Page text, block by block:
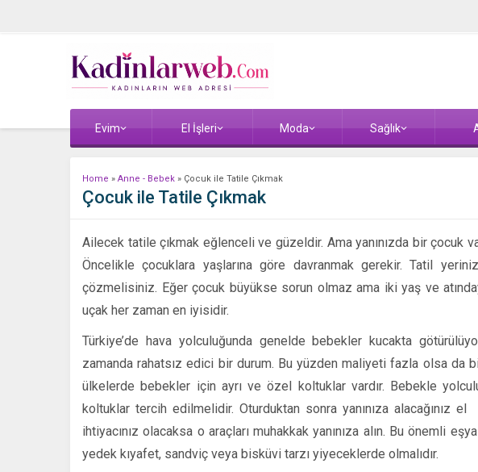
Evim El İşleri Moda Sağlık
Home » Anne - Bebek » Çocuk ile Tatile Çıkmak
Çocuk ile Tatile Çıkmak
Ailecek tatile çıkmak eğlenceli ve güzeldir. Ama yanınızda bir çocuk
Öncelikle çocuklara yaşlarına göre davranmak gerekir. Tatil
çözmelisiniz. Eğer çocuk büyükse sorun olmaz ama iki yaş ve
uçak her zaman en iyisidir.
Türkiye’de hava yolculuğunda genelde bebekler kucakta
zamanda rahatsız edici bir durum. Bu yüzden maliyeti fazla olsa da
ülkelerde bebekler için ayrı ve özel koltuklar vardır. Bebekle
koltuklar tercih edilmelidir. Oturduktan sonra yanınıza alacağınız
ihtiyacınız olacaksa o araçları muhakkak yanınıza alın. Bu önemli
yedek kıyafet, sandviç veya bisküvi tarzı yiyeceklerde olmalıdır.